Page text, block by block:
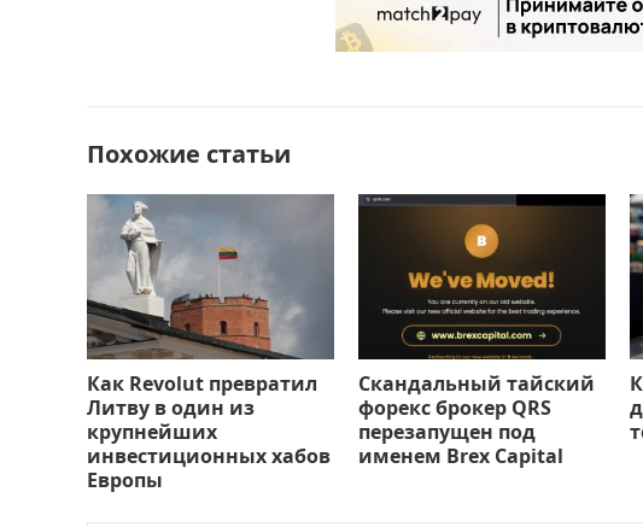
k т
ь
Похожие статьи
Как Revolut превратил
Литву в один из
крупнейших
инвестиционных хабов
Европы
Скандальный тайский
форекс брокер QRS
перезапущен под
именем Brex Capital